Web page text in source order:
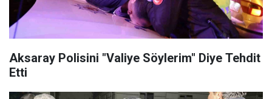
Aksaray Polisini "Valiye Söylerim" Diye Tehdit
Etti